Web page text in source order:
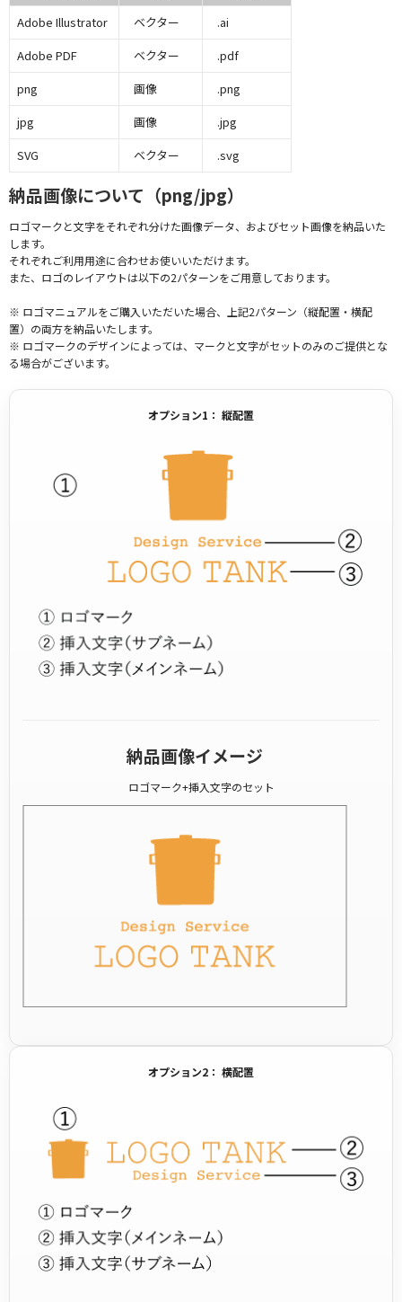
Adobe Illustrator
ベクター
.ai
Adobe PDF
ベクター
.pdf
png
画像
.png
jpg
画像
.jpg
SVG
ベクター .svg
納品画像について（png/jpg）
ロゴマークと文字をそれぞれ分けた画像データ、およびセット画像を納品いた
します。
それぞれご利用用途に合わせお使いいただけます。
また、ロゴのレイアウトは以下の2パターンをご用意しております。
※ ロゴマニュアルをご購入いただいた場合、上記2パターン（縦配置・横配
置）の両方を納品いたします。
※ ロゴマークのデザインによっては、マークと文字がセットのみのご提供とな
る場合がございます。
オプション1： 縦配置
納品画像イメージ
ロゴマーク+挿入文字のセット
オプション2： 横配置